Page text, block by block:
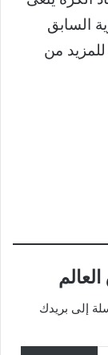
السابق
نيوز للمزيد من
إلى بريدك